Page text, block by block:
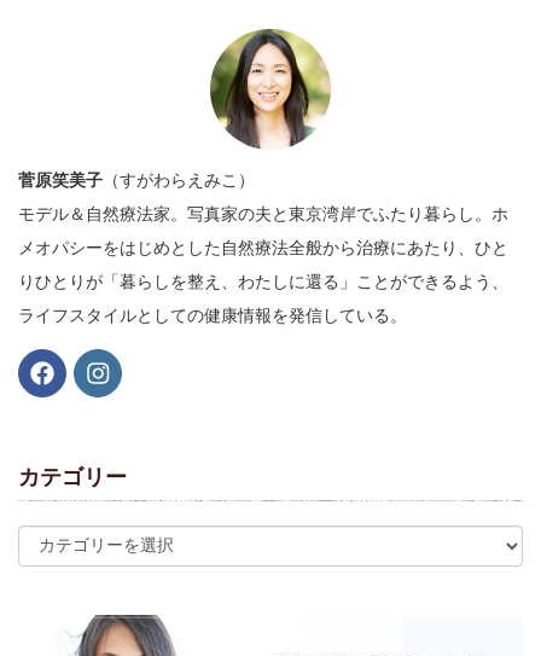
菅原笑美子 （すがわらえみこ）
モデル＆自然療法家。写真家の夫と東京湾岸でふたり暮らし。ホ
メオパシーをはじめとした自然療法全般から治療にあたり、ひと
りひとりが「暮らしを整え、わたしに還る」ことができるよう、
ライフスタイルとしての健康情報を発信している。
カテゴリー